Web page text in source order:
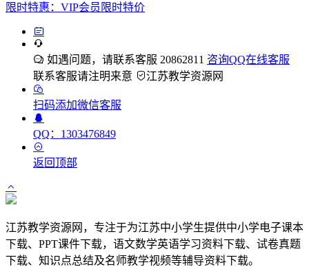
限时特惠：VIP会员限时特价
如遇问题，请联系客服 20862811 咨询QQ在线客服
联系客服请注明来意
江苏教学资源网
扫码添加微信客服
QQ：1303476849
返回顶部
江苏教学资源网，专注于为江苏中小学生提供中小学电子课本
下载、PPT课件下载，语文数学英语学习资料下载、试卷真题
下载、知识点总结及名师教学视频等辅导资料下载。